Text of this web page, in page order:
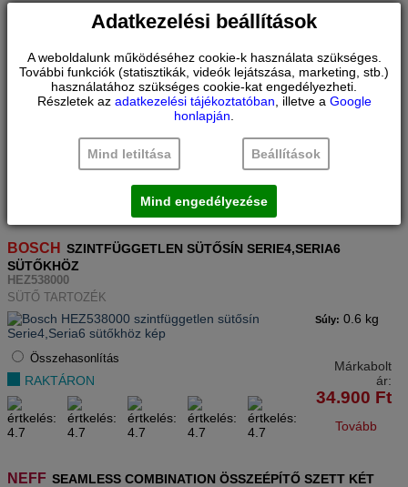
TELJESEN KIHÚZHATÓ PIROLITIKUSAN NEM
TISZÍTHATÓ SÜTŐSÍN SERIE8 SÜTŐKHÖZ
SÜTŐ TARTOZÉK
Súly: 1 kg
Összehasonlítás 49.900
BOSCH
SZINTFÜGGETLEN SÜTŐSÍN SERIE4,SERIA6
SÜTŐKHÖZ
HEZ538000
SÜTŐ TARTOZÉK
Súly: 0.6 kg
Összehasonlítás
RAKTÁRON
Márkabolt
ár:
34.900 Ft
Tovább
NEFF SEAMLESS COMBINATION ÖSSZEÉPÍTŐ SZETT KÉT
Adatkezelési beállítások
A weboldalunk működéséhez cookie-k használata szükséges.
További funkciók (statisztikák, videók lejátszása, marketing, stb.)
használatához szükséges cookie-kat engedélyezheti.
Részletek az adatkezelési tájékoztatóban , illetve a Google
honlapján
Mind letiltása Beállítások
Mind engedélyezése